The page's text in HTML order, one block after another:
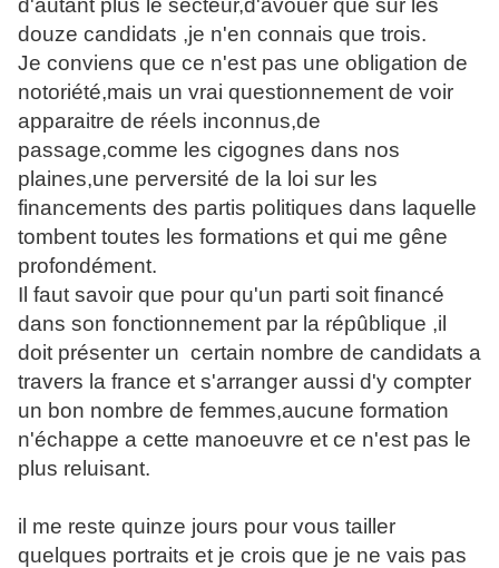
d'autant plus le secteur,d'avouer que sur les
douze candidats ,je n'en connais que trois.
Je conviens que ce n'est pas une obligation de
notoriété,mais un vrai questionnement de voir
apparaitre de réels inconnus,de
passage,comme les cigognes dans nos
plaines,une perversité de la loi sur les
financements des partis politiques dans laquelle
tombent toutes les formations et qui me gêne
profondément.
Il faut savoir que pour qu'un parti soit financé
dans son fonctionnement par la répûblique ,il
doit présenter un certain nombre de candidats a
travers la france et s'arranger aussi d'y compter
un bon nombre de femmes,aucune formation
n'échappe a cette manoeuvre et ce n'est pas le
plus reluisant.
il me reste quinze jours pour vous tailler
quelques portraits et je crois que je ne vais pas